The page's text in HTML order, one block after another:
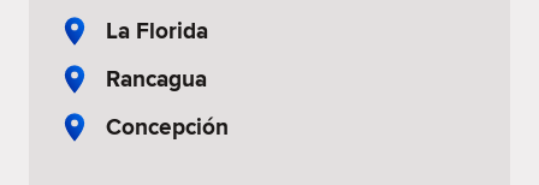
La Florida
Rancagua
Concepción